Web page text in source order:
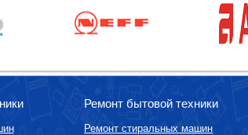
Ремонт бытовой техники
Ремонт стиральных машин